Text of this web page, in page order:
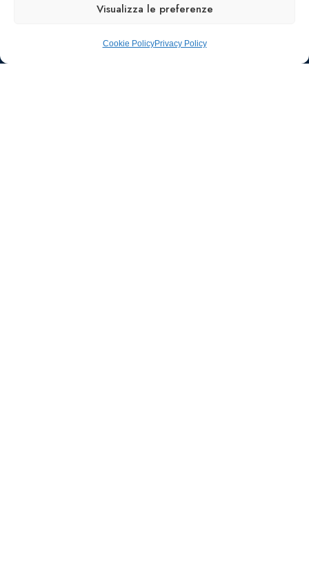
Visualizza le preferenze
Cookie PolicyPrivacy Policy